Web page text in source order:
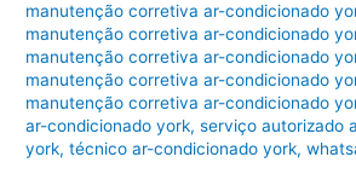
manutenção corretiva ar-condicionado
manutenção corretiva ar-condicionado
manutenção corretiva ar-condicionado
manutenção corretiva ar-condicionado
manutenção corretiva ar-condicionado
ar-condicionado york,serviço autorizado
york,técnico ar-condicionado york,